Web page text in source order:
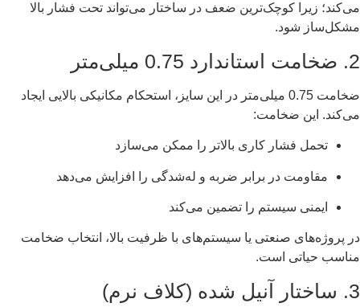
می‌کند؛ زیرا کوچک‌ترین ضعف در ساختار می‌تواند تحت فشار بالا
مشکل‌ساز شود.
2. ضخامت استاندارد 0.75 میلی‌متر
ضخامت 0.75 میلی‌متر در این سایز، استحکام مکانیکی بالایی ایجاد
می‌کند. این ضخامت:
تحمل فشار کاری بالاتر را ممکن می‌سازد
مقاومت در برابر ضربه و له‌شدگی را افزایش می‌دهد
ایمنی سیستم را تضمین می‌کند
در پروژه‌های صنعتی یا سیستم‌های با ظرفیت بالا، انتخاب ضخامت
مناسب حیاتی است.
3. ساختار آنیل شده (کلاف نرم)